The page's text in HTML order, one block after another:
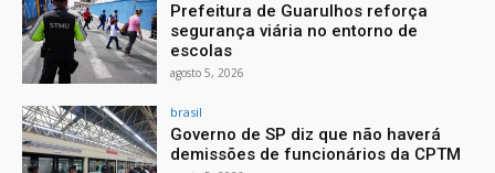
Prefeitura de Guarulhos reforça
segurança viária no entorno de
escolas
agosto 5, 2026
brasil
Governo de SP diz que não haverá
demissões de funcionários da CPTM